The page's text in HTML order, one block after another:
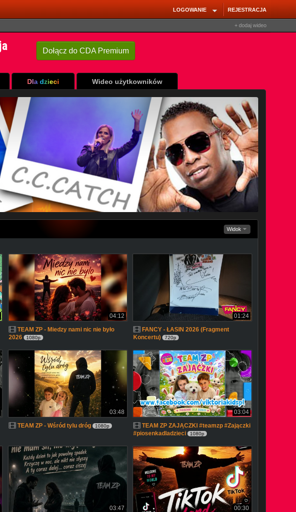
LOGOWANIE REJESTRACJA
+ dodaj wideo
Dla dzieci Wideo użytkowników
Widok
04:12
TEAM ZP - Miedzy nami nic nie było
2026
1080p
01:24
FANCY - ŁASIN 2026 (Fragment
Koncertu)
720p
03:48
TEAM ZP - Wśród tylu dróg
1080p
03:04
TEAM ZP ZAJĄCZKI #teamzp #Zajączki
#piosenkadladzieci
1080p
03:47
00:30